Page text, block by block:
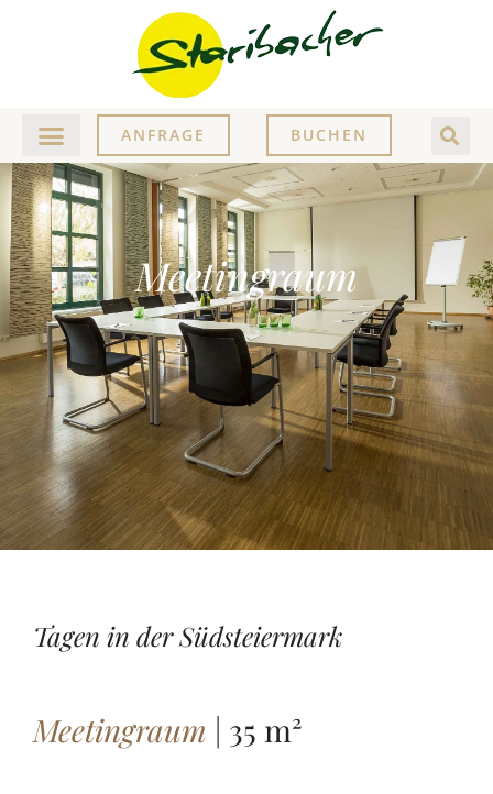
ANFRAGE BUCHEN
Meetingraum
Tagen in der Südsteiermark
Meetingraum | 35 m²